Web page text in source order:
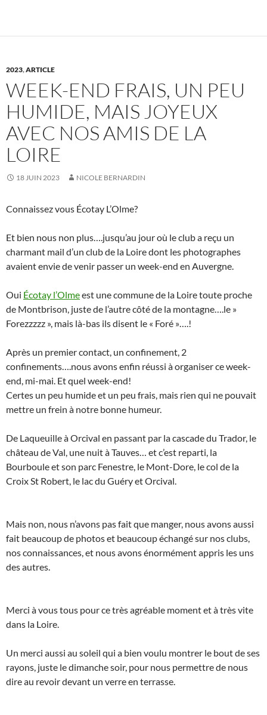
2023,ARTICLE
WEEK-END FRAIS, UN PEU
HUMIDE, MAIS JOYEUX
AVEC NOS AMIS DE LA
LOIRE
18 JUIN 2023 NICOLE BERNARDIN
Connaissez vous Écotay L’Olme?
Et bien nous non plus….jusqu’au jour où le club a reçu un
charmant mail d’un club de la Loire dont les photographes
avaient envie de venir passer un week-end en Auvergne.
Oui Écotay l’Olmeest une commune de la Loire toute proche
de Montbrison, juste de l’autre côté de la montagne….le »
Forezzzzz », mais là-bas ils disent le « Foré »….!
Après un premier contact, un confinement, 2
confinements….nous avons enfin réussi à organiser ce week-
end, mi-mai. Et quel week-end!
Certes un peu humide et un peu frais, mais rien qui ne pouvait
mettre un frein à notre bonne humeur.
De Laqueuille à Orcival en passant par la cascade du Trador, le
château de Val, une nuit à Tauves… et c’est reparti, la
Bourboule et son parc Fenestre, le Mont-Dore, le col de la
Croix St Robert, le lac du Guéry et Orcival.
Mais non, nous n’avons pas fait que manger, nous avons aussi
fait beaucoup de photos et beaucoup échangé sur nos clubs,
nos connaissances, et nous avons énormément appris les uns
des autres.
Merci à vous tous pour ce très agréable moment et à très vite
dans la Loire.
Un merci aussi au soleil qui a bien voulu montrer le bout de ses
rayons, juste le dimanche soir, pour nous permettre de nous
dire au revoir devant un verre en terrasse.